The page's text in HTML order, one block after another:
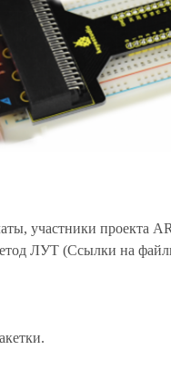
участники проекта
ЛУТ (Ссылки на